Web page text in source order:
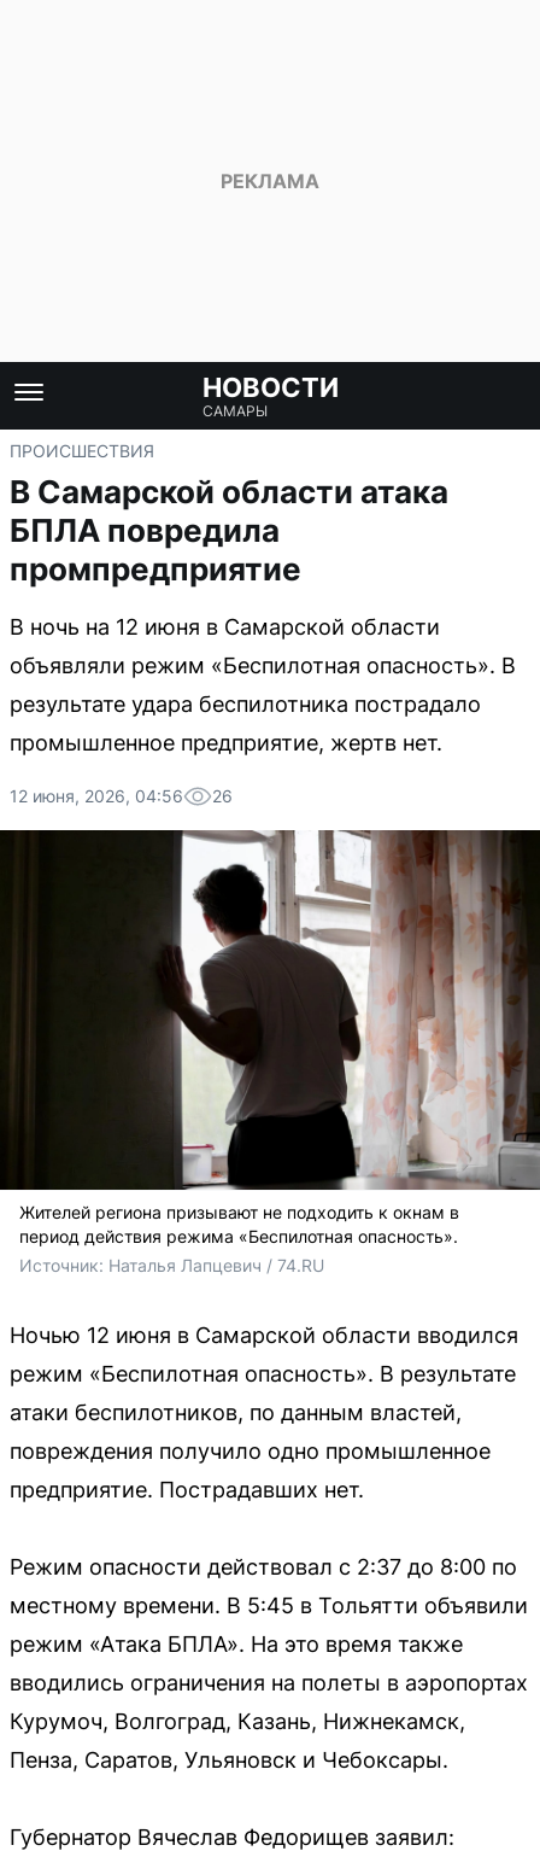
НОВОСТИ
САМАРЫ
ПРОИСШЕСТВИЯ
В Самарской области атака
БПЛА повредила
промпредприятие
В ночь на 12 июня в Самарской области
объявляли режим «Беспилотная опасность». В
результате удара беспилотника пострадало
промышленное предприятие, жертв нет.
12 июня, 2026, 04:56 26
Жителей региона призывают не подходить к окнам в
период действия режима «Беспилотная опасность».
Источник: Наталья Лапцевич / 74.RU
Ночью 12 июня в Самарской области вводился
режим «Беспилотная опасность». В результате
атаки беспилотников, по данным властей,
повреждения получило одно промышленное
предприятие. Пострадавших нет.
Режим опасности действовал с 2:37 до 8:00 по
местному времени. В 5:45 в Тольятти объявили
режим «Атака БПЛА». На это время также
вводились ограничения на полеты в аэропортах
Курумоч, Волгоград, Казань, Нижнекамск,
Пенза, Саратов, Ульяновск и Чебоксары.
Губернатор Вячеслав Федорищев заявил: